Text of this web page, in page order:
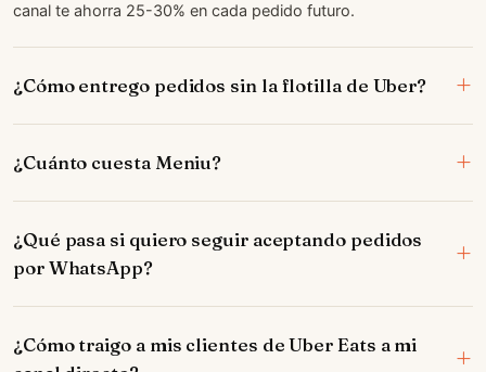
canal te ahorra 25-30% en cada pedido futuro.
¿Cómo entrego pedidos sin la flotilla de Uber?
¿Cuánto cuesta Meniu?
¿Qué pasa si quiero seguir aceptando pedidos
por WhatsApp?
¿Cómo traigo a mis clientes de Uber Eats a mi